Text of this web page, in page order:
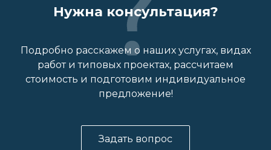
Нужна консультация?
Подробно расскажем о наших услугах, видах
работ и типовых проектах, рассчитаем
стоимость и подготовим индивидуальное
предложение!
Задать вопрос